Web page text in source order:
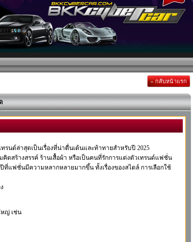
« กลับหน้าแรก
รนด์ล่าสุดเป็นเรื่องที่น่าตื่นเต้นและท้าทายสำหรับปี 2025
ดสร้างสรรค์ ร้านเสื้อผ้า หรือเป็นคนที่รักการแต่งตัวเทรนด์แฟชั่น
แฟชั่นมีความหลากหลายมากขึ้น ทั้งเรื่องของสไตล์ การเลือกใช้
หญ่ เช่น